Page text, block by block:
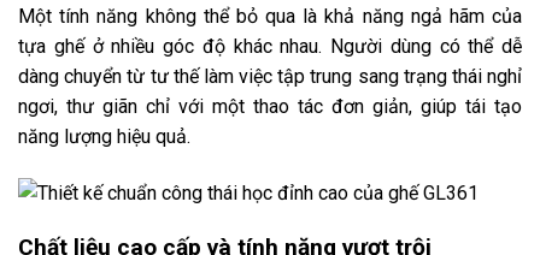
Một tính năng không thể bỏ qua là khả năng ngả hãm của
tựa ghế ở nhiều góc độ khác nhau. Người dùng có thể dễ
dàng chuyển từ tư thế làm việc tập trung sang trạng thái nghỉ
ngơi, thư giãn chỉ với một thao tác đơn giản, giúp tái tạo
năng lượng hiệu quả.
Chất liệu cao cấp và tính năng vượt trội